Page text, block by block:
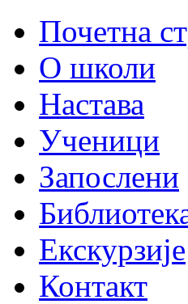
Почетна
О школи
Настава
Ученици
Запослени
Екскурзије
Контакт